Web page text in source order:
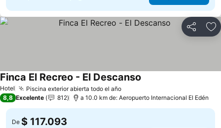
Compartir
Hotel Piscina exterior abierta todo el año
Finca El Recreo - El Descanso
8,8 Excelente 812 a 10.0 km de: Aeropuerto Internacional El Edén
De $ 117.093